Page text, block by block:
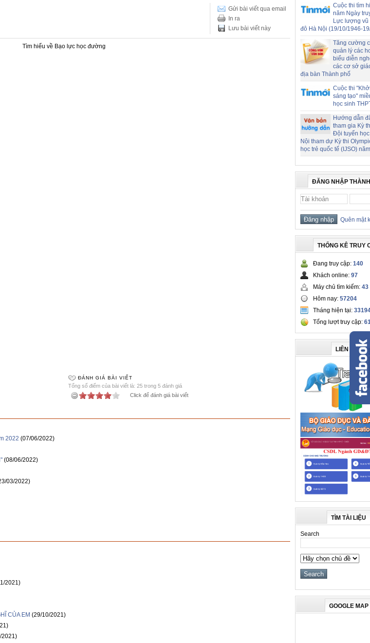
Gửi bài viết qua email
In ra
Lưu bài viết này
Tìm hiểu về Bạo lực học đường
ĐÁNH GIÁ BÀI VIẾT
Tổng số điểm của bài viết là: 25 trong 5 đánh giá
Click để đánh giá bài viết
2022 (07/06/2022)
(08/06/2022)
03/2022)
2021)
CỦA EM (29/10/2021)
2021)
Cuộc thi tìm
năm Ngày
Lực lượng vũ
đô Hà Nội (19/10/1946-
Tăng cường
quản lý các
biểu diễn
các cơ sở
địa bàn Thành phố
Cuộc thi
sáng tạo"
học sinh
Hướng dẫn
tham gia Kỳ
Đội tuyển
Nội tham dự Kỳ thi
học trẻ quốc tế (IJSO)
ĐĂNG NHẬP
Quên mật
THỐNG KÊ TRUY
Đang truy cập: 140
Khách online: 97
Máy chủ tìm kiếm: 43
Hôm nay: 57204
Tháng hiện tại:
Tổng lượt truy cập:
LIÊN KẾT
TÌM TÀI LIỆU
Search
GOOGLE MAP